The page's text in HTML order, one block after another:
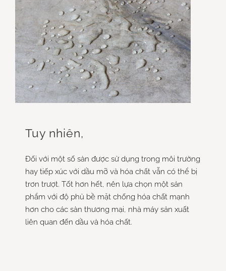
Tuy nhiên,
Đối với một số sàn được sử dụng trong môi trường
hay tiếp xúc với dầu mỡ và hóa chất vẫn có thể bị
trơn trượt. Tốt hơn hết, nên lựa chọn một sản
phẩm với độ phủ bề mặt chống hóa chất mạnh
hơn cho các sàn thương mại, nhà máy sản xuất
liên quan đến dầu và hóa chất.